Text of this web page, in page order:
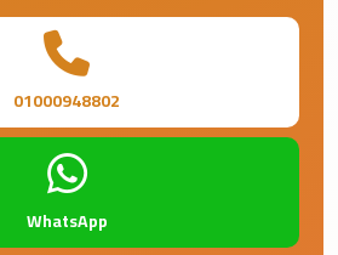
01000948802
WhatsApp